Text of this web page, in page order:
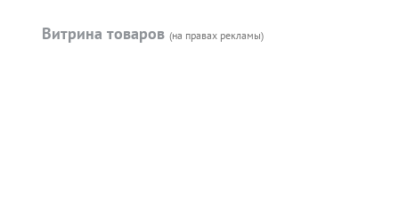
Витрина товаров (на правах рекламы)